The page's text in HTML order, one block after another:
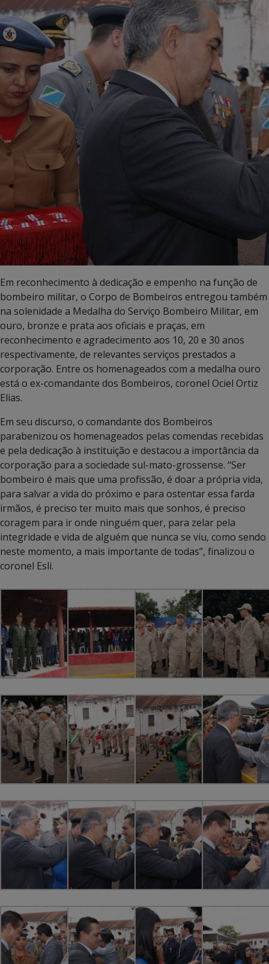
Em reconhecimento à dedicação e empenho na função de
bombeiro militar, o Corpo de Bombeiros entregou também
na solenidade a Medalha do Serviço Bombeiro Militar, em
ouro, bronze e prata aos oficiais e praças, em
reconhecimento e agradecimento aos 10, 20 e 30 anos
respectivamente, de relevantes serviços prestados a
corporação. Entre os homenageados com a medalha ouro
está o ex-comandante dos Bombeiros, coronel Ociel Ortiz
Elias.
Em seu discurso, o comandante dos Bombeiros
parabenizou os homenageados pelas comendas recebidas
e pela dedicação à instituição e destacou a importância da
corporação para a sociedade sul-mato-grossense. “Ser
bombeiro é mais que uma profissão, é doar a própria vida,
para salvar a vida do próximo e para ostentar essa farda
irmãos, é preciso ter muito mais que sonhos, é preciso
coragem para ir onde ninguém quer, para zelar pela
integridade e vida de alguém que nunca se viu, como sendo
neste momento, a mais importante de todas”, finalizou o
coronel Esli.